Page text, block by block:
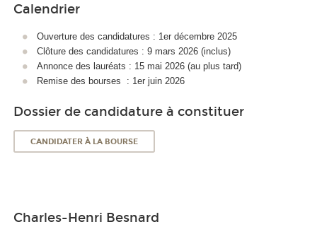
Calendrier
Ouverture des candidatures : 1er décembre 2025
Clôture des candidatures : 9 mars 2026 (inclus)
Annonce des lauréats : 15 mai 2026 (au plus tard)
Remise des bourses : 1er juin 2026
Dossier de candidature à constituer
CANDIDATER À LA BOURSE
Charles-Henri Besnard